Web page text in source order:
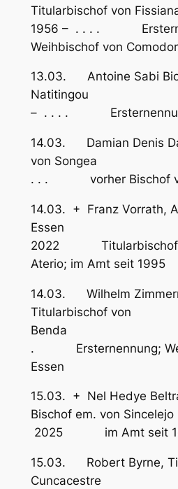
Titularbischof
1956 – . . . .
Weihbischof von
13.03. Antoine Sabi
– . . . .
14.03. Damian Denis
von
. . . vorher Bischof
14.03. + Franz Vorrath,
Essen
2022 Titularbischof
Aterio; im Amt seit 1995
14.03. Wilhelm
Titularbischof von
Benda
. Ersternennung;
Essen
15.03. + Nel Hedye
Bischof em. von
2025 im Amt seit
15.03. Robert Byrne,